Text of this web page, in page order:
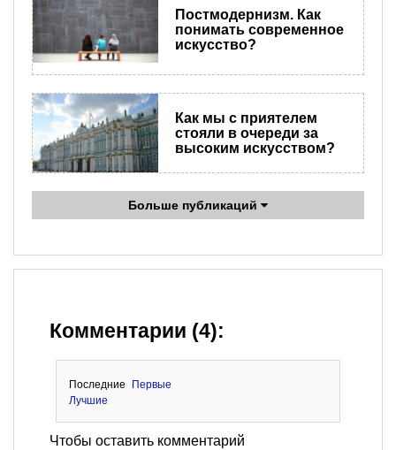
Постмодернизм. Как
понимать современное
искусство?
Как мы с приятелем
стояли в очереди за
высоким искусством?
Больше публикаций
Комментарии (4):
Последние
Первые
Лучшие
Чтобы оставить комментарий